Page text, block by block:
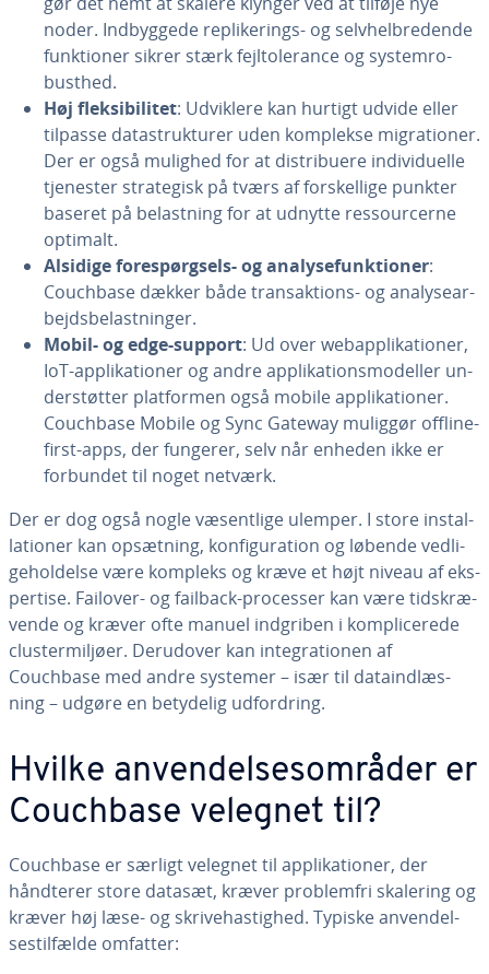
noder. Ind­byg­ge­de repli­ke­rings- og selv­hel­bre­den­de
funk­tio­ner sikrer stærk fejl­t­o­le­ran­ce og sy­stem­ro­
bust­hed.
Høj flek­si­bi­li­tet: Udviklere kan hurtigt udvide eller
tilpasse da­ta­struk­tu­rer uden komplekse mi­gra­tio­ner.
Der er også mulighed for at di­stri­bu­e­re in­di­vi­du­el­le
tjenester stra­te­gisk på tværs af for­skel­li­ge punkter
baseret på be­last­ning for at udnytte res­sour­cer­ne
optimalt.
Alsidige fo­re­spørgsels- og ana­ly­se­funk­tio­ner:
Couchbase dækker både transak­tions- og ana­ly­se­ar­
bejds­be­last­nin­ger.
Mobil- og edge-support: Ud over we­bap­pli­ka­tio­ner,
IoT-ap­pli­ka­tio­ner og andre ap­pli­ka­tions­mo­del­ler un­
der­støt­ter plat­for­men også mobile ap­pli­ka­tio­ner.
Couchbase Mobile og Sync Gateway muliggør offline-
first-apps, der fungerer, selv når enheden ikke er
forbundet til noget netværk.
Der er dog også nogle væ­sent­li­ge ulemper. I store in­stal­
la­tio­ner kan opsætning, kon­fi­gu­ra­tion og løbende ved­li­
ge­hol­del­se være kompleks og kræve et højt niveau af eks­
per­ti­se. Failover- og failback-processer kan være tids­kræ­
ven­de og kræver ofte manuel indgriben i kom­pli­ce­re­de
clus­ter­mil­jø­er. Derudover kan in­te­gra­tio­nen af
Couchbase med andre systemer – især til da­ta­ind­læs­
ning – udgøre en betydelig ud­for­dring.
Hvilke an­ven­del­ses­om­rå­der er
Couchbase velegnet til?
Couchbase er særligt velegnet til ap­pli­ka­tio­ner, der
håndterer store datasæt, kræver pro­blem­fri skalering og
kræver høj læse- og skri­ve­ha­stig­hed. Typiske an­ven­del­
ses­til­fæl­de omfatter: